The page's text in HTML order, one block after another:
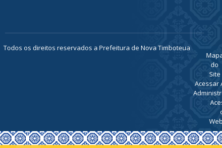
Todos os direitos reservados a Prefeitura de Nova Timboteua
do
Site
Acessar